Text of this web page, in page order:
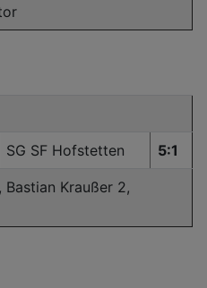
SG SF Hofstetten 5:1
Kraußer 2,